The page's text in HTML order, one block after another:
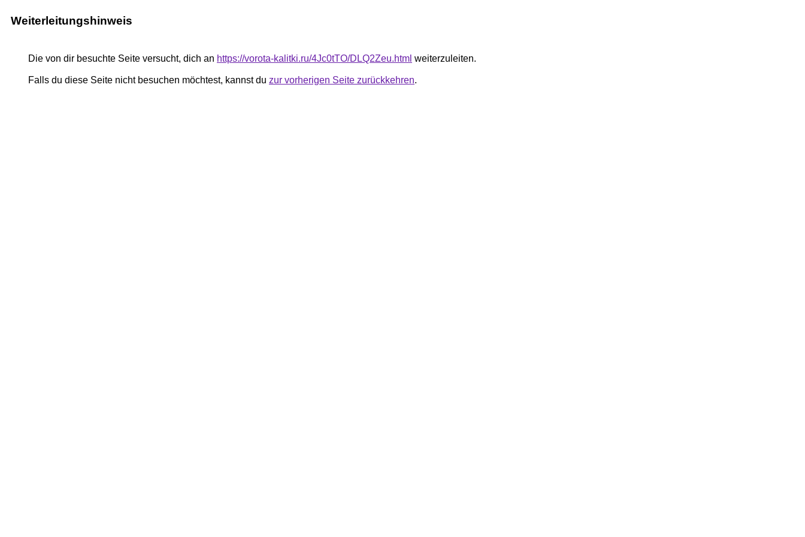
Weiterleitungshinweis
Die von dir besuchte Seite versucht, dich an https://vorota-kalitki.ru/4Jc0tTO/DLQ2Zeu.html weiterzuleiten.
Falls du diese Seite nicht besuchen möchtest, kannst du zur vorherigen Seite zurückkehren.